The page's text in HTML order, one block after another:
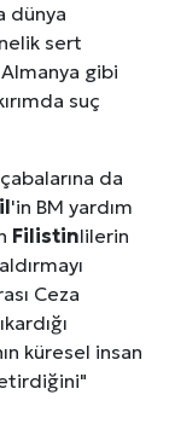
dünya
sert
gibi
suç
da
'in BM yardım
Filistinlilerin
Ceza
küresel insan